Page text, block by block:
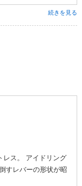
続きを見る
レス。 アイドリング
すレバーの形状が昭